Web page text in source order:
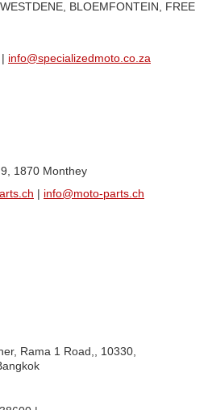
BLOEMFONTEIN, FREE
info@specializedmoto.co.za
1870 Monthey
info@moto-parts.ch
Rama 1 Road,, 10330,